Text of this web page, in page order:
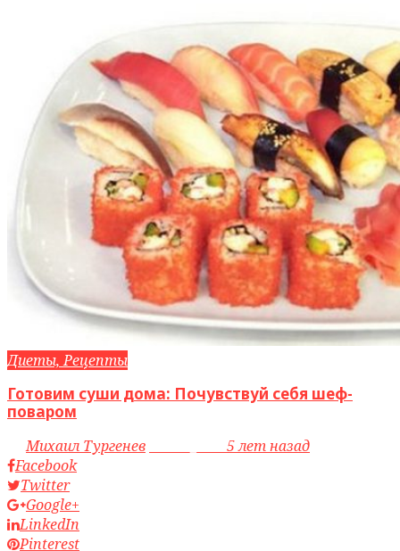
Диеты, Рецепты
Готовим суши дома: Почувствуй себя шеф-
поваром
byМихаил Тургенев
5 лет назад
Facebook
Twitter
Google+
LinkedIn
Pinterest